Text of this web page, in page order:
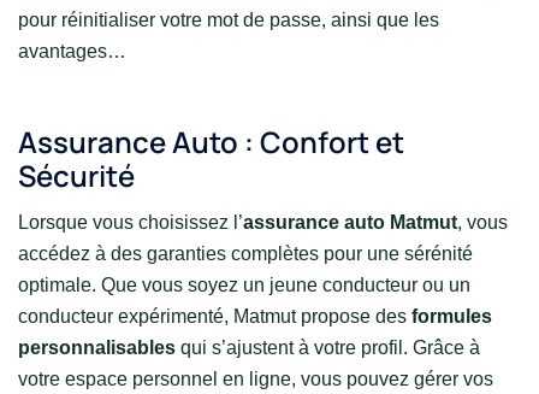
pour réinitialiser votre mot de passe, ainsi que les
avantages…
Assurance Auto : Confort et
Sécurité
Lorsque vous choisissez l’assurance auto Matmut, vous
accédez à des garanties complètes pour une sérénité
optimale. Que vous soyez un jeune conducteur ou un
conducteur expérimenté, Matmut propose des formules
personnalisables qui s’ajustent à votre profil. Grâce à
votre espace personnel en ligne, vous pouvez gérer vos